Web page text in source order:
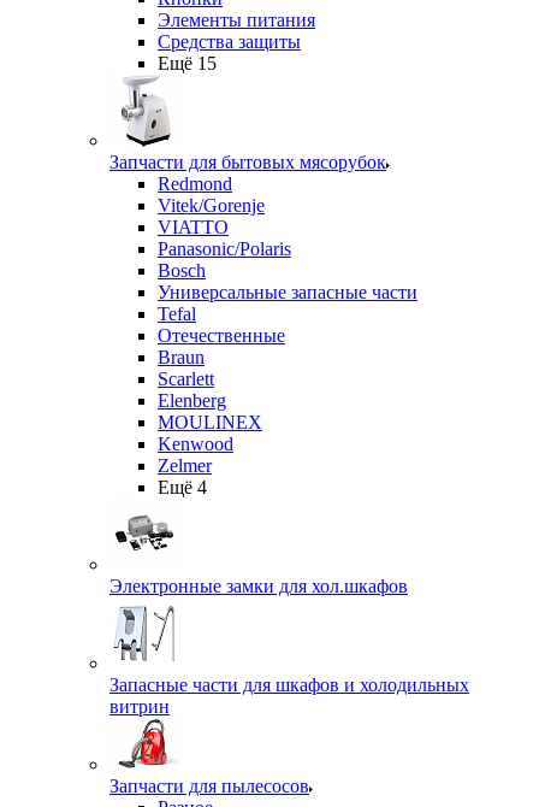
Элементы питания
Средства защиты
Ещё 15
Запчасти для бытовых мясорубок
Redmond
Vitek/Gorenje
VIATTO
Panasonic/Polaris
Bosch
Универсальные запасные части
Tefal
Отечественные
Braun
Scarlett
Elenberg
MOULINEX
Kenwood
Zelmer
Ещё 4
Электронные замки для хол.шкафов
Запасные части для шкафов и холодильных
витрин
Запчасти для пылесосов